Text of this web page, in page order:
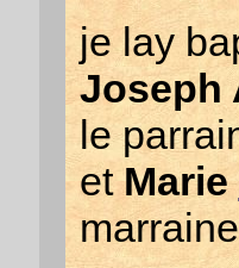
je lay
Joseph
le
etMarie
marraine